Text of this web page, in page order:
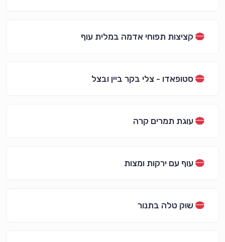
קציצות תפוחי אדמה במלית עוף
סטופאדו - צלי בקר ביין ובצל
עוגת תמרים קרה
עוף עם ירקות ומצות
שוק טלה בתנור